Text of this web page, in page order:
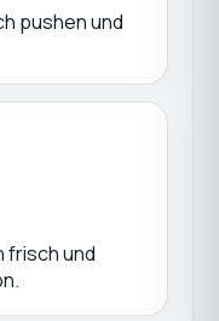
pushen und
frisch und